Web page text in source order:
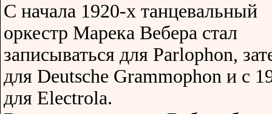
С начала 1920-х танцевальный
оркестр Марека Вебера стал
записываться для Parlophon,
для Deutsche Grammophon и с
для Electrola.